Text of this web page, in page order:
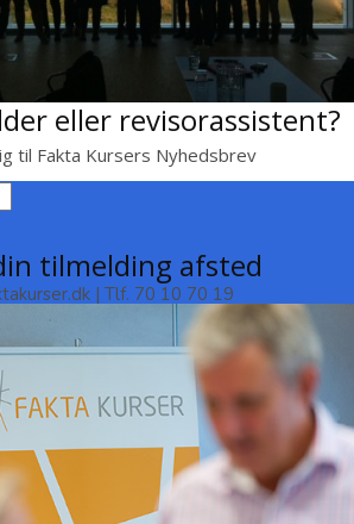
eller revisorassistent?
til Fakta Kursers Nyhedsbrev
tilmelding afsted
| Tlf. 70 10 70 19